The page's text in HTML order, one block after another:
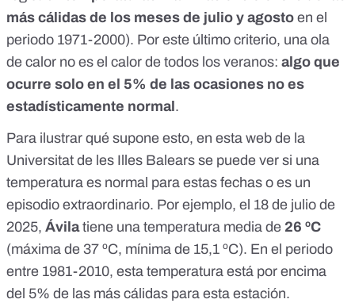
más cálidas de los meses de julio y agosto en el
periodo 1971-2000). Por este último criterio, una ola
de calor no es el calor de todos los veranos: algo que
ocurre solo en el 5% de las ocasiones no es
estadísticamente normal .
Para ilustrar qué supone esto, en esta web de la
Universitat de les Illes Balears se puede ver si una
temperatura es normal para estas fechas o es un
episodio extraordinario. Por ejemplo, el 18 de julio de
2025, Ávilatiene una temperatura media de 26 ºC
(máxima de 37 ºC, mínima de 15,1 ºC). En el periodo
entre 1981-2010, esta temperatura está por encima
del 5% de las más cálidas para esta estación.